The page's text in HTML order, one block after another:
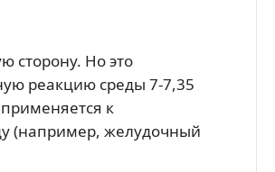
сторону. Но это
реакцию среды 7-7,35
к
(например, желудочный